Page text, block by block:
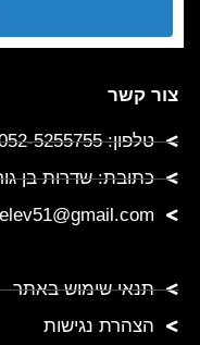
צור קשר
טלפון: 052-5255755
כתובת: שדרות בן
תנאי שימוש באתר
הצהרת נגישות